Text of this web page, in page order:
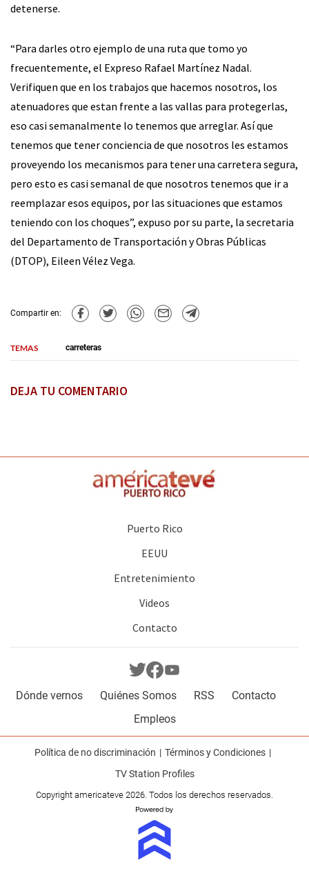
detenerse.
“Para darles otro ejemplo de una ruta que tomo yo
frecuentemente, el Expreso Rafael Martínez Nadal.
Verifiquen que en los trabajos que hacemos nosotros, los
atenuadores que estan frente a las vallas para protegerlas,
eso casi semanalmente lo tenemos que arreglar. Así que
tenemos que tener conciencia de que nosotros les estamos
proveyendo los mecanismos para tener una carretera segura,
pero esto es casi semanal de que nosotros tenemos que ir a
reemplazar esos equipos, por las situaciones que estamos
teniendo con los choques”, expuso por su parte, la secretaria
del Departamento de Transportación y Obras Públicas
(DTOP), Eileen Vélez Vega.
Compartir en:
TEMAS carreteras
DEJA TU COMENTARIO
Puerto Rico
EEUU
Entretenimiento
Videos
Contacto
Dónde vernos Quiénes Somos RSS
Contacto
Empleos
Política de no discriminación
Términos y Condiciones
TV Station Profiles
Copyright americateve 2026. Todos los derechos reservados.